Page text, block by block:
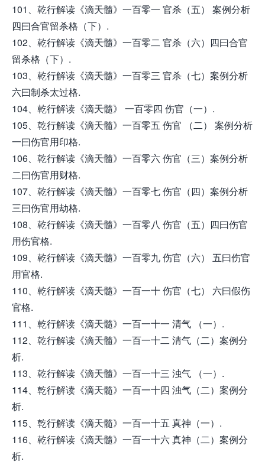
101、乾行解读《滴天髓》一百零一 官杀（五） 案例分析
四曰合官留杀格（下）.
102、乾行解读《滴天髓》一百零二 官杀（六）四曰合官
留杀格（下）.
103、乾行解读《滴天髓》一百零三 官杀（七）案例分析
六曰制杀太过格.
104、乾行解读《滴天髓》 一百零四 伤官（一）.
105、乾行解读《滴天髓》一百零五 伤官 （二） 案例分析
一曰伤官用印格.
106、乾行解读《滴天髓》一百零六 伤官（三）案例分析
二曰伤官用财格.
107、乾行解读《滴天髓》一百零七 伤官（四）案例分析
三曰伤官用劫格.
108、乾行解读《滴天髓》一百零八 伤官（五）四曰伤官
用伤官格.
109、乾行解读《滴天髓》一百零九 伤官（六） 五曰伤官
用官格.
110、乾行解读《滴天髓》一百一十 伤官（七） 六曰假伤
官格.
111、乾行解读《滴天髓》一百一十一 清气 （一）.
112、乾行解读《滴天髓》一百一十二 清气（二）案例分
析.
113、乾行解读《滴天髓》一百一十三 浊气 （一）.
114、乾行解读《滴天髓》一百一十四 浊气（二）案例分
析.
115、乾行解读《滴天髓》一百一十五 真神（一）.
116、乾行解读《滴天髓》一百一十六 真神（二）案例分
析.